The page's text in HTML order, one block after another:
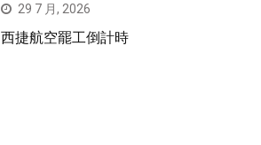
29 7 月, 2026
西捷航空罷工倒計時